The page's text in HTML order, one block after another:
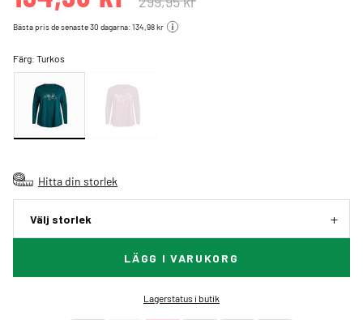
Bästa pris de senaste 30 dagarna: 134,98 kr
Färg:Turkos
Hitta din storlek
Välj storlek
LÄGG I VARUKORG
Lagerstatus i butik